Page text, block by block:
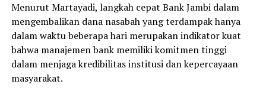
Menurut Martayadi, langkah cepat Bank Jambi dalam
mengembalikan dana nasabah yang terdampak hanya
dalam waktu beberapa hari merupakan indikator kuat
bahwa manajemen bank memiliki komitmen tinggi
dalam menjaga kredibilitas institusi dan kepercayaan
masyarakat.